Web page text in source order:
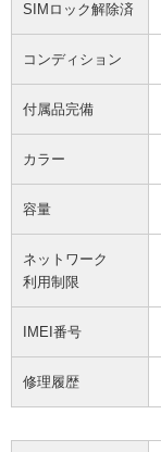
SIMロック解除済
コンディション
付属品完備
カラー
容量
ネットワーク
利用制限
IMEI番号
修理履歴